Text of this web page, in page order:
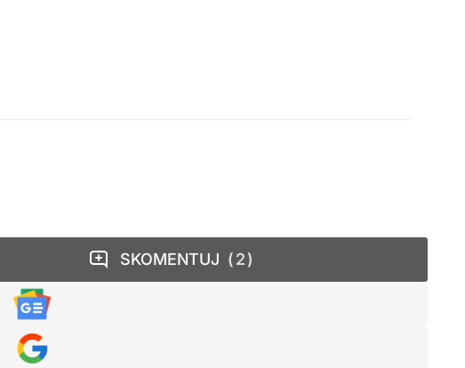
SKOMENTUJ 2